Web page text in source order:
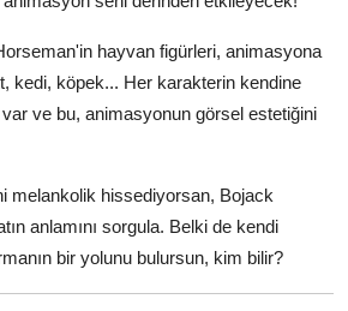
hayvan figürleri, animasyona
kedi, köpek... Her karakterin kendine
ve bu, animasyonun görsel estetiğini
melankolik hissediyorsan, Bojack
anlamını sorgula. Belki de kendi
bir yolunu bulursun, kim bilir?